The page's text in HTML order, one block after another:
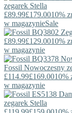
zegarek Stella
£89.99£179.0010%
w magazynieSale
£89.99£129.0010%
w magazynie
Fossil Nowoczesny
£114.99£169.0010%
w magazynie
zegarek Stella